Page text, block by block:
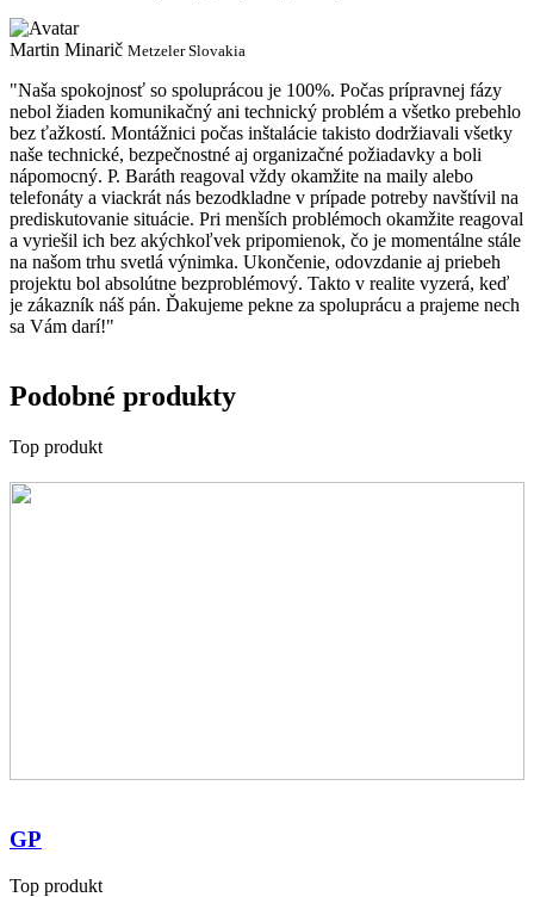
Martin Minarič Metzeler Slovakia
"Naša spokojnosť so spoluprácou je 100%. Počas prípravnej fázy
nebol žiaden komunikačný ani technický problém a všetko prebehlo
bez ťažkostí. Montážnici počas inštalácie takisto dodržiavali všetky
naše technické, bezpečnostné aj organizačné požiadavky a boli
nápomocný. P. Baráth reagoval vždy okamžite na maily alebo
telefonáty a viackrát nás bezodkladne v prípade potreby navštívil na
prediskutovanie situácie. Pri menších problémoch okamžite reagoval
a vyriešil ich bez akýchkoľvek pripomienok, čo je momentálne stále
na našom trhu svetlá výnimka. Ukončenie, odovzdanie aj priebeh
projektu bol absolútne bezproblémový. Takto v realite vyzerá, keď
je zákazník náš pán. Ďakujeme pekne za spoluprácu a prajeme nech
sa Vám darí!"
Podobné produkty
Top produkt
GP
Top produkt